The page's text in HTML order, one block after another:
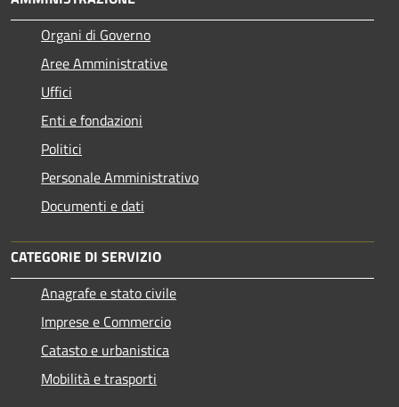
Organi di Governo
Aree Amministrative
Uffici
Enti e fondazioni
Politici
Personale Amministrativo
Documenti e dati
CATEGORIE DI SERVIZIO
Anagrafe e stato civile
Imprese e Commercio
Catasto e urbanistica
Mobilità e trasporti